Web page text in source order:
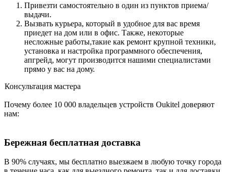
Привезти самостоятельно в один из пунктов приема/
выдачи.
Вызвать курьера, который в удобное для вас время
приедет на дом или в офис. Также, некоторые
несложные работы,такие как ремонт крупной техники,
установка и настройка программного обеспечения,
апгрейд, могут производится нашими специалистами
прямо у вас на дому.
Консультация мастера
Почему более 10 000 владельцев устройств Oukitel доверяют
нам:
Бережная бесплатная доставка
В 90% случаях, мы бесплатно выезжаем в любую точку города